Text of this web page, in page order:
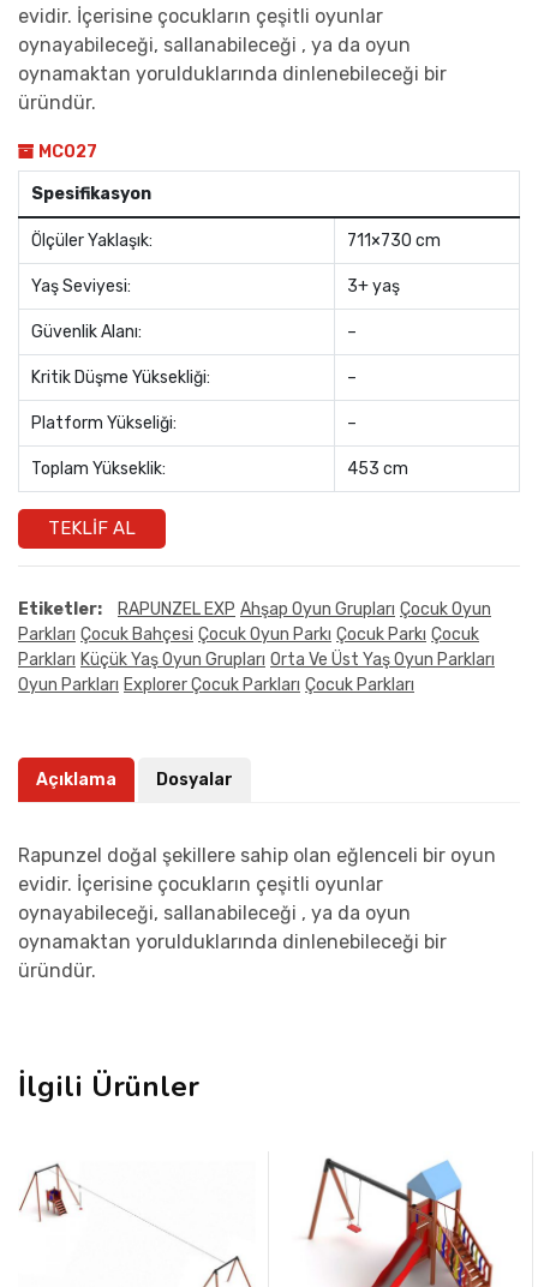
evidir. İçerisine çocukların çeşitli oyunlar
oynayabileceği, sallanabileceği , ya da oyun
oynamaktan yorulduklarında dinlenebileceği bir
üründür.
MC027
Spesifikasyon
Ölçüler Yaklaşık: 711×730 cm
Yaş Seviyesi: 3+ yaş
Güvenlik Alanı: –
Kritik Düşme Yüksekliği: –
Platform Yükseliği: –
Toplam Yükseklik: 453 cm
TEKLIF AL
Etiketler: RAPUNZEL EXP Ahşap Oyun Grupları Çocuk Oyun
Parkları Çocuk Bahçesi Çocuk Oyun Parkı Çocuk Parkı Çocuk
Parkları Küçük Yaş Oyun Grupları Orta Ve Üst Yaş Oyun Parkları
Oyun Parkları Explorer Çocuk Parkları Çocuk Parkları
Açıklama Dosyalar
Rapunzel doğal şekillere sahip olan eğlenceli bir oyun
evidir. İçerisine çocukların çeşitli oyunlar
oynayabileceği, sallanabileceği , ya da oyun
oynamaktan yorulduklarında dinlenebileceği bir
üründür.
İlgili Ürünler